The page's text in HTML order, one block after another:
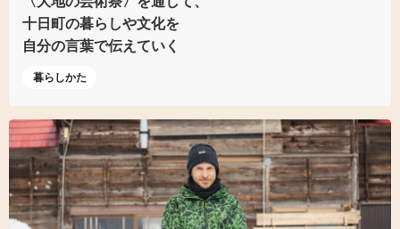
十日町の暮らしや文化を
自分の言葉で伝えていく
暮らしかた